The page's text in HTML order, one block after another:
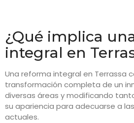
¿Qué implica
integral en
Una reforma integral en Terrassa
transformación completa de un
diversas áreas y modificando
su apariencia para adecuarse a
actuales.